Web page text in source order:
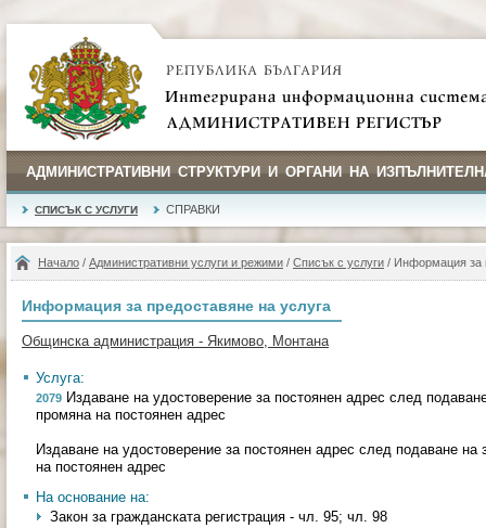
АДМИНИСТРАТИВНИ СТРУКТУРИ И ОРГАНИ НА
СПИСЪК С УСЛУГИ СПРАВКИ
Начало / Административни услуги и режими / Списък с услуги / Информация за
Информация за предоставяне на услуга
Общинска администрация - Якимово, Монтана
Услуга:
2079 Издаване на удостоверение за постоянен адрес след
промяна на постоянен адрес
Издаване на удостоверение за постоянен адрес след подаване на
на постоянен адрес
На основание на:
Закон за гражданската регистрация - чл. 95; чл. 98